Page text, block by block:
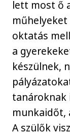
lett most ő
oktatás
a
készülnek,
tanároknak
munkaidőt,
A szülők